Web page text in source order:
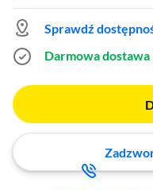
Sprawdź
Darmowa dostawa